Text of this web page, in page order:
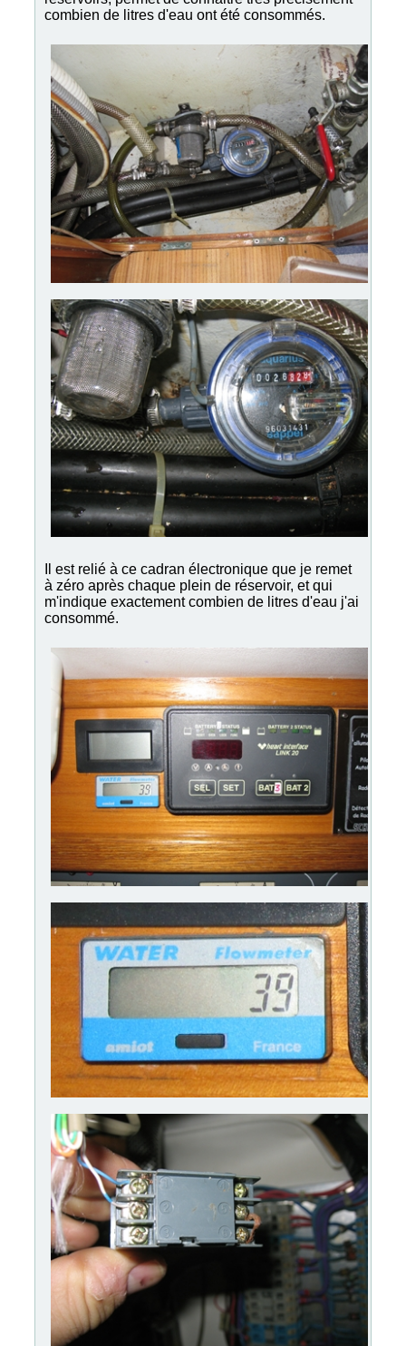
combien de litres d'eau ont été consommés.
Il est relié à ce cadran électronique que je remet
à zéro après chaque plein de réservoir, et qui
m'indique exactement combien de litres d'eau j'ai
consommé.